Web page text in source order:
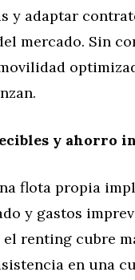
y adaptar
mercado. Sin
y ahorro
flota propia
y gastos
el renting cubre
en una